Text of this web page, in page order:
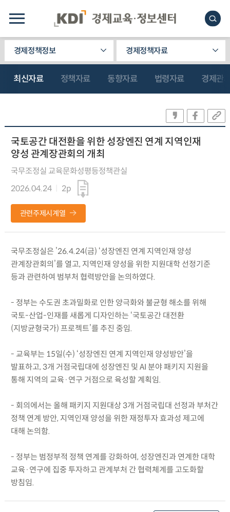
경제정책정보 경제정책자료
최신자료 정책자료 동향자료 법령자료 경제관
국토공간 대전환을 위한 성장엔진 연계 지역인재
양성 관계장관회의 개최
국무조정실 교육문화성평등정책관실
2026.04.24
2p
관련주제시계열
국무조정실은 ’26.4.24(금) ‘성장엔진 연계 지역인재 양성
관계장관회의’를 열고, 지역인재 양성을 위한 지원대학 선정기준
등과 관련하여 범부처 협력방안을 논의하였다.
- 정부는 수도권 초과밀화로 인한 양극화와 불균형 해소를 위해
국토-산업-인재를 새롭게 디자인하는 ‘국토공간 대전환
(지방균형국가) 프로젝트’를 추진 중임.
- 교육부는 15일(수) ‘성장엔진 연계 지역인재 양성방안’을
발표하고, 3개 거점국립대에 성장엔진 및 AI 분야 패키지 지원을
통해 지역의 교육·연구 거점으로 육성할 계획임.
- 회의에서는 올해 패키지 지원대상 3개 거점국립대 선정과 부처간
정책 연계 방안, 지역인재 양성을 위한 재정투자 효과성 제고에
대해 논의함.
- 정부는 범정부적 정책 연계를 강화하여, 성장엔진과 연계한 대학
교육·연구에 집중 투자하고 관계부처 간 협력체계를 고도화할
방침임.